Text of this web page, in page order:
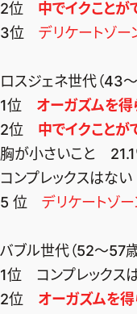
2位 中でイクことが
3位 デリケートゾー
ロスジェネ世代（43～
1位 オーガズムを得
2位 中でイクことが
胸が小さいこと
コンプレックスはない
5 位 デリケートゾ
バブル世代（52～57歳
1位 コンプ
2位 オーガズムを得